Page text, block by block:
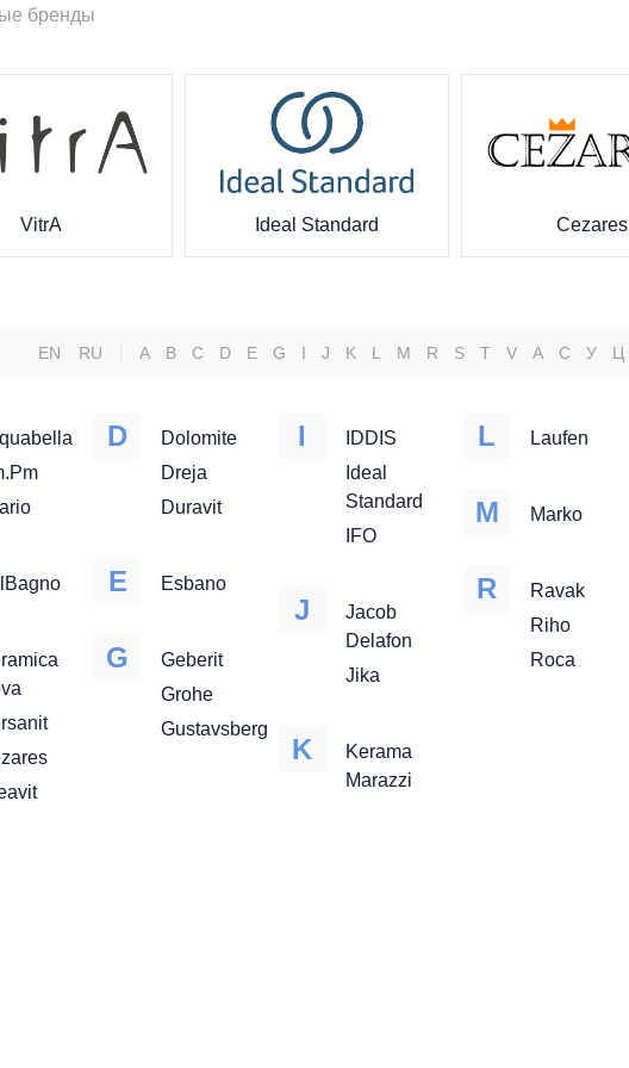
бренды
VitrA Ideal Standard Cezares
EN RU A B C D E G I J K L M R S T V А С У Ц
D
Dolomite
Dreja
Duravit
E Esbano
G
Geberit
Grohe
Gustavsberg
I
IDDIS
Ideal
Standard
IFO
J
Jacob
Delafon
Jika
K
Kerama
Marazzi
L Laufen
M Marko
R
Ravak
Riho
Roca